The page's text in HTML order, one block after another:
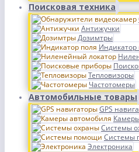
Поисковая техника
Антижучки
Дозимтры
Индикатор
Тепловизоры
Частотомеры
Автомобильные товары
GPS
Системы
Системы
Электроника